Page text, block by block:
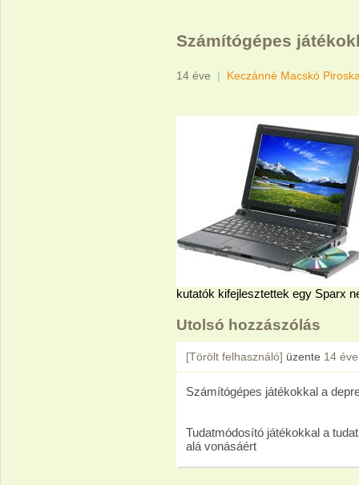
Számítógépes
14 éve | Keczánné Macskó
kutatók kifejlesztettek egy Sparx
Utolsó hozzászólás
[Törölt felhasználó] üzente 14 éve
Számítógépes játékokkal a
Tudatmódosító játékokkal a
alá vonásáért